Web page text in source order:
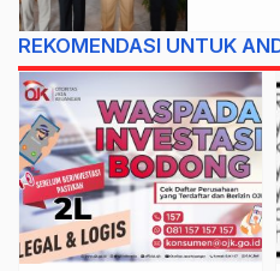
REKOMENDASI UNTUK